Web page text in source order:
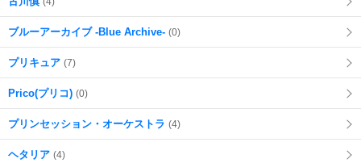
ブルーアーカイブ -Blue Archive- (0)
プリキュア (7)
Prico(プリコ) (0)
プリンセッション・オーケストラ (4)
ヘタリア (4)